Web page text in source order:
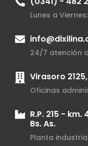
Lunes a
24/7 atención
Virasoro
Oficinas
R.P. 215 -
Bs. As.
Planta